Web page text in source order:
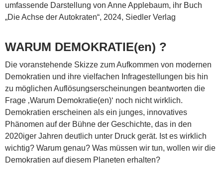
umfassende Darstellung von Anne Applebaum, ihr Buch
„Die Achse der Autokraten“, 2024, Siedler Verlag
WARUM DEMOKRATIE(en) ?
Die voranstehende Skizze zum Aufkommen von modernen
Demokratien und ihre vielfachen Infragestellungen bis hin
zu möglichen Auflösungserscheinungen beantworten die
Frage ‚Warum Demokratie(en)‘ noch nicht wirklich.
Demokratien erscheinen als ein junges, innovatives
Phänomen auf der Bühne der Geschichte, das in den
2020iger Jahren deutlich unter Druck gerät. Ist es wirklich
wichtig? Warum genau? Was müssen wir tun, wollen wir die
Demokratien auf diesem Planeten erhalten?